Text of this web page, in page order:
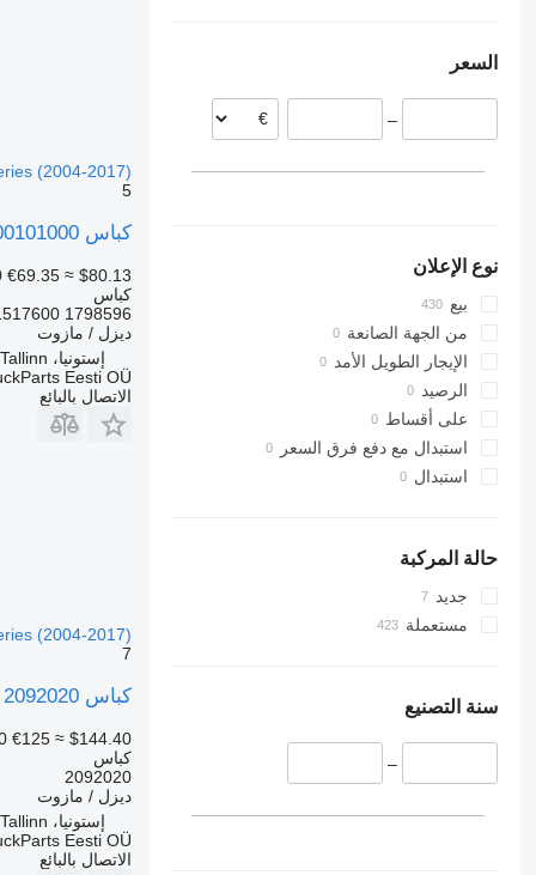
بولندا
هولندا
السعر
–
نوع الإعلان
بيع
من الجهة الصانعة
الإيجار الطويل الأمد
الرصيد
على أقساط
استبدال مع دفع فرق السعر
استبدال
حالة المركبة
جديد
مستعملة
سنة التصنيع
–
(2004-2017)
5
كباس Mahle Original 061PI00101000 لـ السيارات القاطرة Scania P,G,R,T-series (2004-2017)
€69.35 ≈ $80.13
كباس
1798596
ديزل / مازوت
إستونيا، Tallinn
Eesti OÜ
الاتصال بالبائع
(2004-2017)
7
كباس Scania G-Series (01.09-) 2092020 لـ السيارات القاطرة Scania P,G,R,T-series (2004-2017)
€125 ≈ $144.40
كباس
2092020
ديزل / مازوت
إستونيا، Tallinn
Eesti OÜ
الاتصال بالبائع